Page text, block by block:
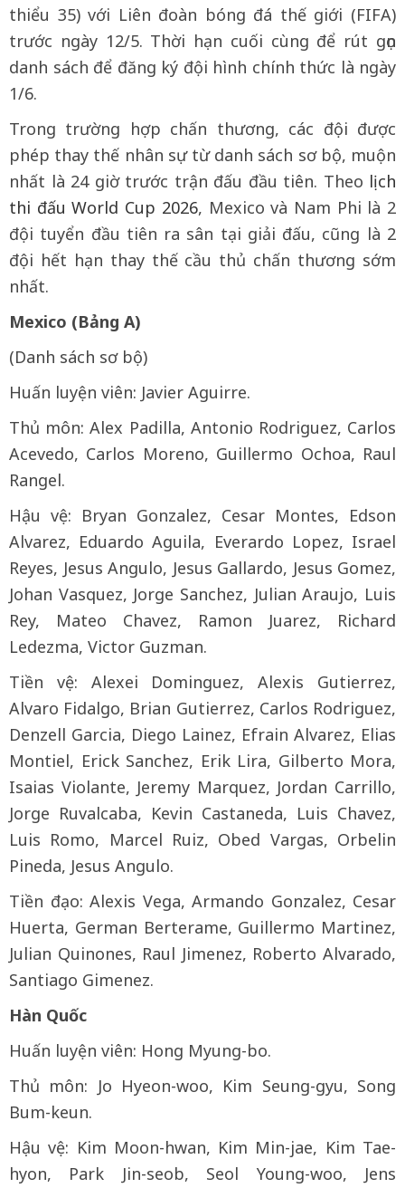
thiểu 35) với Liên đoàn bóng đá thế giới (FIFA)
trước ngày 12/5. Thời hạn cuối cùng để rút gọn
danh sách để đăng ký đội hình chính thức là ngày
1/6.
Trong trường hợp chấn thương, các đội được
phép thay thế nhân sự từ danh sách sơ bộ, muộn
nhất là 24 giờ trước trận đấu đầu tiên. Theo lịch
thi đấu World Cup 2026, Mexico và Nam Phi là 2
đội tuyển đầu tiên ra sân tại giải đấu, cũng là 2
đội hết hạn thay thế cầu thủ chấn thương sớm
nhất.
Mexico (Bảng A)
(Danh sách sơ bộ)
Huấn luyện viên: Javier Aguirre.
Thủ môn: Alex Padilla, Antonio Rodriguez, Carlos
Acevedo, Carlos Moreno, Guillermo Ochoa, Raul
Rangel.
Hậu vệ: Bryan Gonzalez, Cesar Montes, Edson
Alvarez, Eduardo Aguila, Everardo Lopez, Israel
Reyes, Jesus Angulo, Jesus Gallardo, Jesus Gomez,
Johan Vasquez, Jorge Sanchez, Julian Araujo, Luis
Rey, Mateo Chavez, Ramon Juarez, Richard
Ledezma, Victor Guzman.
Tiền vệ: Alexei Dominguez, Alexis Gutierrez,
Alvaro Fidalgo, Brian Gutierrez, Carlos Rodriguez,
Denzell Garcia, Diego Lainez, Efrain Alvarez, Elias
Montiel, Erick Sanchez, Erik Lira, Gilberto Mora,
Isaias Violante, Jeremy Marquez, Jordan Carrillo,
Jorge Ruvalcaba, Kevin Castaneda, Luis Chavez,
Luis Romo, Marcel Ruiz, Obed Vargas, Orbelin
Pineda, Jesus Angulo.
Tiền đạo: Alexis Vega, Armando Gonzalez, Cesar
Huerta, German Berterame, Guillermo Martinez,
Julian Quinones, Raul Jimenez, Roberto Alvarado,
Santiago Gimenez.
Hàn Quốc
Huấn luyện viên: Hong Myung-bo.
Thủ môn: Jo Hyeon-woo, Kim Seung-gyu, Song
Bum-keun.
Hậu vệ: Kim Moon-hwan, Kim Min-jae, Kim Tae-
hyon, Park Jin-seob, Seol Young-woo, Jens